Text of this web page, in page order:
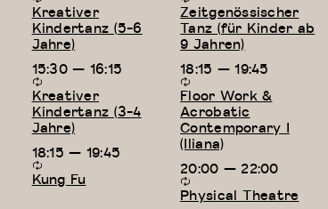
Kreativer
Kindertanz (5-6
Jahre)
15:30— 16:15
Kreativer
Kindertanz (3-4
Jahre)
18:15— 19:45
Kung Fu
Zeitgenössischer
Tanz (für Kinder ab
9 Jahren)
18:15 — 19:45
Floor Work &
Acrobatic
Contemporary I
(Iliana)
20:00 — 22:00
Physical Theatre